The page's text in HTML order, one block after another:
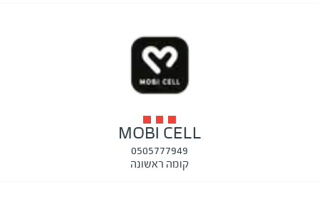
MOBI CELL
0505777949
קומה ראשונה